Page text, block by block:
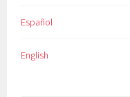
Español
English